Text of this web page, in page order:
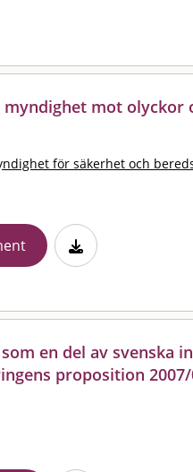
mot olyckor
för säkerhet och
en del av svenska
proposition 2007/